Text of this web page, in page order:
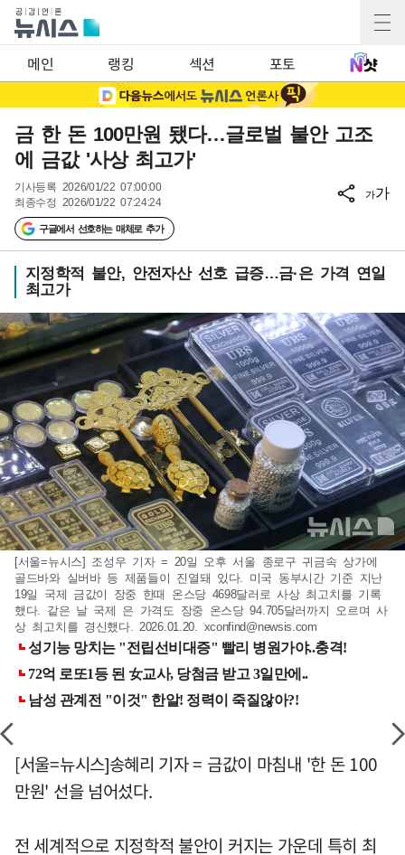
메인 랭킹 섹션 포토
금 한 돈 100만원 됐다…글로벌 불안 고조
에 금값 '사상 최고가'
기사등록 2026/01/22 07:00:00
최종수정 2026/01/22 07:24:24
구글에서 선호하는 매체로 추가
가가
지정학적 불안, 안전자산 선호 급증…금·은 가격 연일
최고가
[서울=뉴시스] 조성우 기자 = 20일 오후 서울 종로구 귀금속 상가에
골드바와 실버바 등 제품들이 진열돼 있다. 미국 동부시간 기준 지난
19일 국제 금값이 장중 한때 온스당 4698달러로 사상 최고치를 기록
했다. 같은 날 국제 은 가격도 장중 온스당 94.705달러까지 오르며 사
상 최고치를 경신했다. 2026.01.20. xconfind@newsis.com
[서울=뉴시스]송혜리 기자 = 금값이 마침내 '한 돈 100
만원' 선을 넘어섰다.
전 세계적으로 지정학적 불안이 커지는 가운데 특히 최